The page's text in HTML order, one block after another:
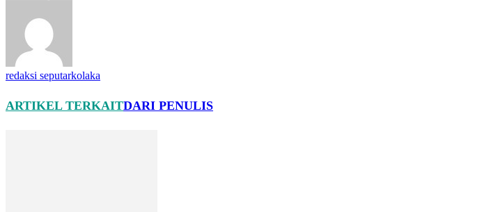
redaksi seputarkolaka
ARTIKEL TERKAITDARI PENULIS